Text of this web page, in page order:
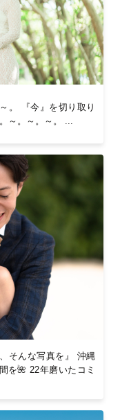
。 『今』を切り取り
～。～。～。 ...
そんな写真を』 沖縄
を🌺 22年磨いたコミ